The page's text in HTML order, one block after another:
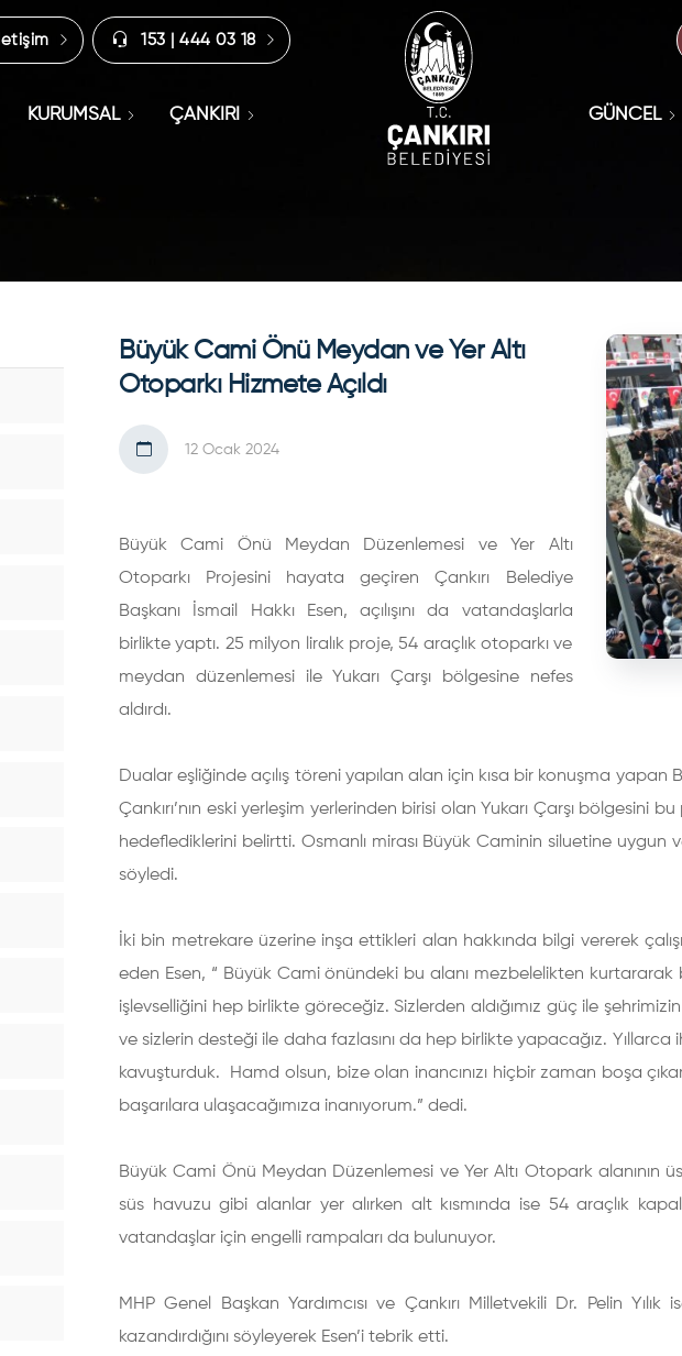
İletişim 153 | 444 03 18
KURUMSAL ÇANKIRI GÜNCEL
Büyük Cami Önü Meydan ve Yer Altı
Otoparkı Hizmete Açıldı
12 Ocak 2024
Büyük Cami Önü Meydan Düzenlemesi ve Yer Altı
Otoparkı Projesini hayata geçiren Çankırı Belediye
Başkanı İsmail Hakkı Esen, açılışını da vatandaşlarla
birlikte yaptı. 25 milyon liralık proje, 54 araçlık otoparkı ve
meydan düzenlemesi ile Yukarı Çarşı bölgesine nefes
aldırdı.
Dualar eşliğinde açılış töreni yapılan alan için kısa bir konuşma
Çankırı’nın eski yerleşim yerlerinden birisi olan Yukarı Çarşı
hedeflediklerini belirtti. Osmanlı mirası Büyük Caminin siluetine uygun
söyledi.
İki bin metrekare üzerine inşa ettikleri alan hakkında bilgi vererek
eden Esen, “ Büyük Cami önündeki bu alanı mezbelelikten
işlevselliğini hep birlikte göreceğiz. Sizlerden aldığımız güç ile
ve sizlerin desteği ile daha fazlasını da hep birlikte yapacağız. Yıllarca
kavuşturduk. Hamd olsun, bize olan inancınızı hiçbir zaman boşa
başarılara ulaşacağımıza inanıyorum.” dedi.
Büyük Cami Önü Meydan Düzenlemesi ve Yer Altı Otopark alanının
süs havuzu gibi alanlar yer alırken alt kısmında ise 54 araçlık
vatandaşlar için engelli rampaları da bulunuyor.
MHP Genel Başkan Yardımcısı ve Çankırı Milletvekili Dr. Pelin
kazandırdığını söyleyerek Esen’i tebrik etti.